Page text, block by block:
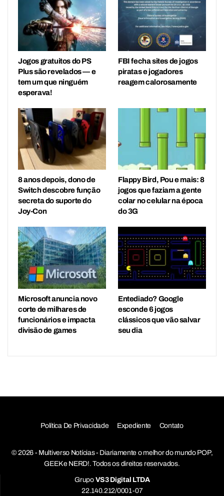
Jogos gratuitos do PS
Plus são revelados — e
tem um que ninguém
esperava!
FBI fecha sites de jogos
piratas e jogadores
reagem calorosamente
8 anos depois, dono de
Switch descobre função
secreta do suporte do
Joy-Con
Flappy Bird, Pou e mais: 8
jogos que faziam a gente
colar no celular na época
do 3G
Microsoft anuncia novo
corte de milhares de
funcionários e impacta
divisão de games
Entediado? Google
esconde 6 jogos
clássicos que vão salvar
seu dia
Política De Privacidade Expediente Contato
© 2026 - Multiverso Notícias - Diariamente o melhor do mundo POP,
GEEK e NERD!. Todos os direitos reservados.
Grupo VS3 Digital LTDA
22.140.212/0001-07